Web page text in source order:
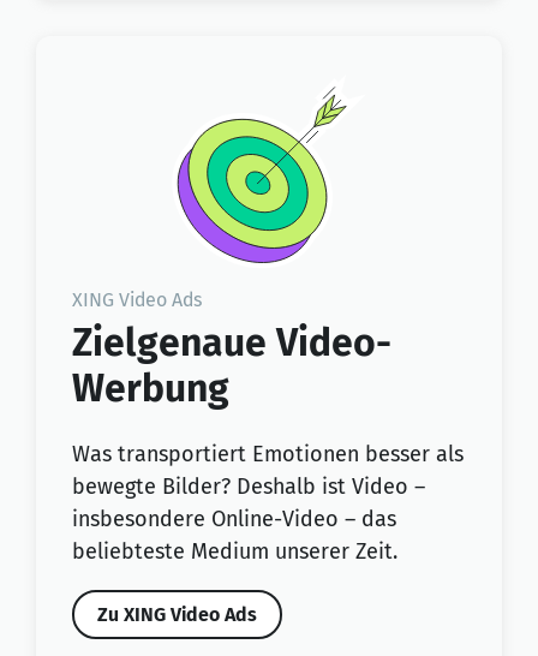
XING Video Ads
Zielgenaue Video-
Werbung
Was transportiert Emotionen besser als
bewegte Bilder? Deshalb ist Video –
insbesondere Online-Video – das
beliebteste Medium unserer Zeit.
Zu XING Video Ads